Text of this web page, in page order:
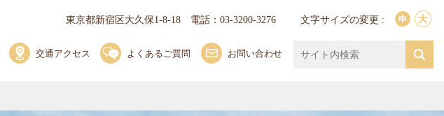
東京都新宿区大久保1-8-18 電話：03-3200-3276
交通アクセス よくあるご質問 お問い合わせ
文字サイズの変更 :